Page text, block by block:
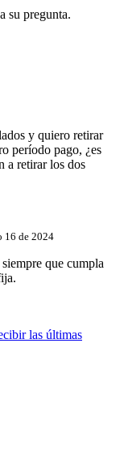
su pregunta.
y quiero retirar
período pago, ¿es
a retirar los dos
16 de 2024
que cumpla
las últimas